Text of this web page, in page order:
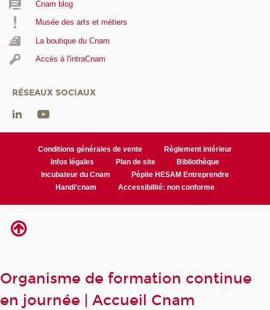
Cnam blog
Musée des arts et métiers
La boutique du Cnam
Accès à l'intraCnam
RÉSEAUX SOCIAUX
Conditions générales de vente
Règlement intérieur
Infos légales
Plan de site
Bibliothèque
Incubateur du Cnam
Pépite HESAM Entreprendre
Handi'cnam
Accessibilité: non conforme
Organisme de formation continue
en journée | Accueil Cnam